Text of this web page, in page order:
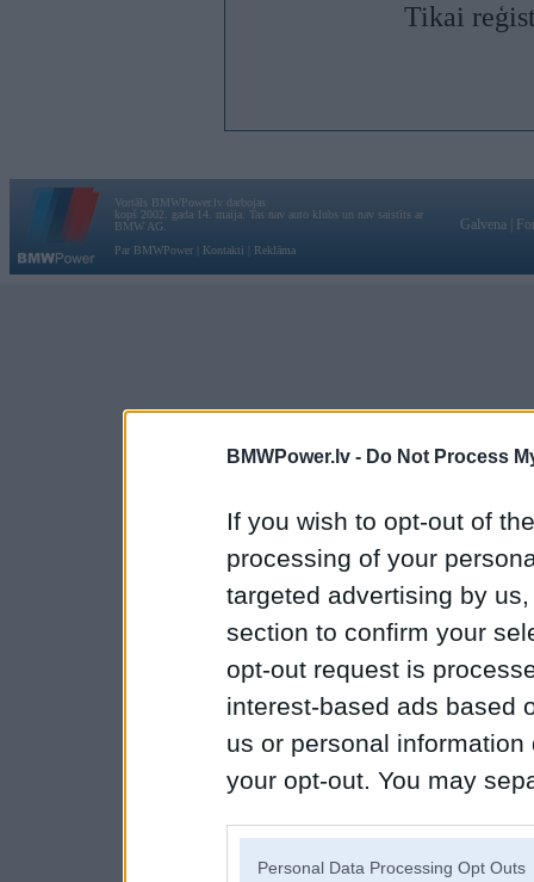
BMWPower.lv - Do Not Process
If you wish to opt-out of
processing of your
targeted advertising by
section to confirm your
opt-out request is
interest-based ads based
us or personal
your opt-out. You may
Personal Data Processing Opt Outs
Tikai
Vortāls BMWPower.lv darbojas
kopš 2002. gada 14. maija. Tas nav auto klubs un nav saistīts ar
BMW AG.
Par BMWPower
Kontakti Reklāma
Galvena